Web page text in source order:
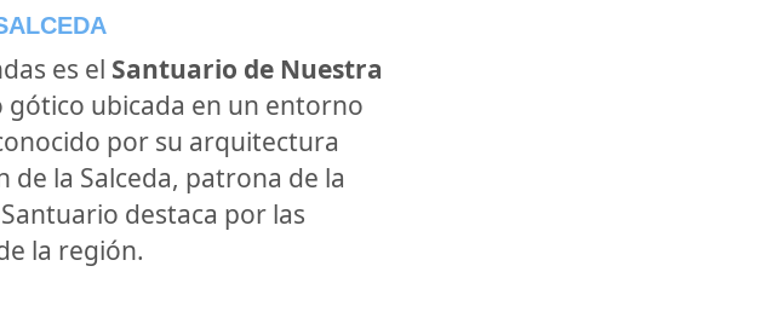
es el Santuario de Nuestra
gótico ubicada en un entorno
por su arquitectura
la Salceda, patrona de la
destaca por las
la región.